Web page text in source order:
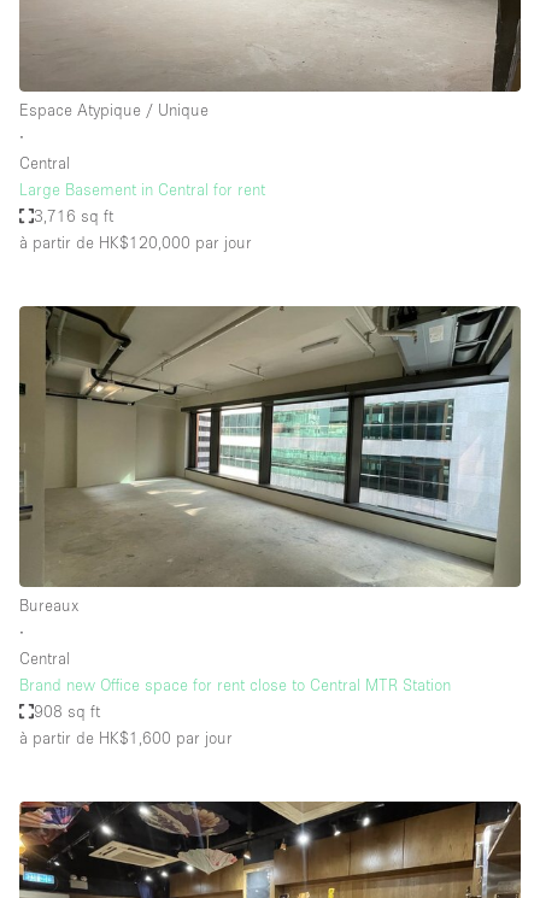
Espace Atypique / Unique
∙
Central
Large Basement in Central for rent
3,716 sq ft
à partir de HK$120,000 par jour
Bureaux
∙
Central
Brand new Office space for rent close to Central MTR Station
908 sq ft
à partir de HK$1,600 par jour